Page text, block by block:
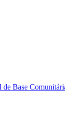
Base